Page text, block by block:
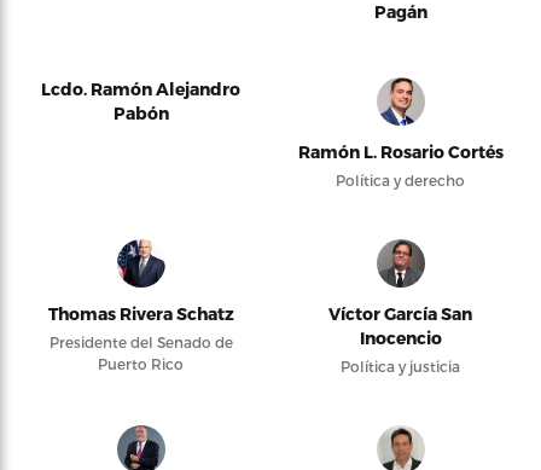
Pagán
Lcdo. Ramón Alejandro
Pabón
Ramón L. Rosario Cortés
Política y derecho
Thomas Rivera Schatz
Presidente del Senado de
Puerto Rico
Víctor García San
Inocencio
Política y justicia